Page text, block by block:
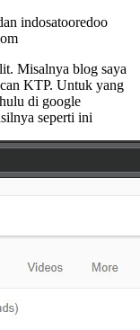
indosatooredoo
Misalnya blog saya
KTP. Untuk yang
di google
seperti ini